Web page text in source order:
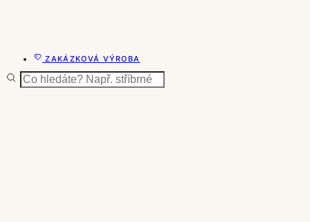
ZAKÁZKOVÁ VÝROBA